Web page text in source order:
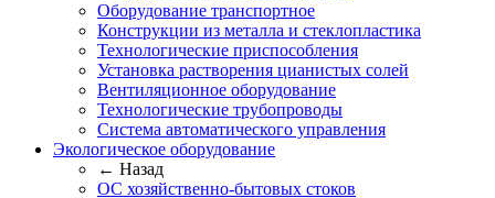
Оборудование транспортное
Конструкции из металла и стеклопластика
Технологические приспособления
Установка растворения цианистых солей
Вентиляционное оборудование
Технологические трубопроводы
Система автоматического управления
Экологическое оборудование
← Назад
ОС хозяйственно-бытовых стоков